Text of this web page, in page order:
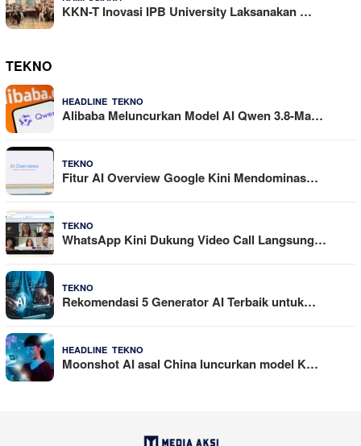
KKN-T Inovasi IPB University Laksanakan …
TEKNO
HEADLINE TEKNO
Alibaba Meluncurkan Model AI Qwen 3.8-Ma…
TEKNO
Fitur AI Overview Google Kini Mendominas…
TEKNO
WhatsApp Kini Dukung Video Call Langsung…
TEKNO
Rekomendasi 5 Generator AI Terbaik untuk…
HEADLINE TEKNO
Moonshot AI asal China luncurkan model K…